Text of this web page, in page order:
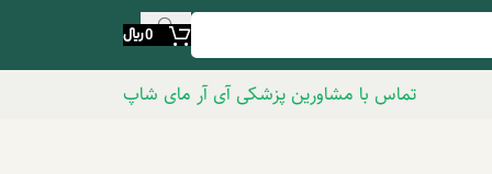
0﷼
تماس با مشاورین پزشکی آی آر مای شاپ